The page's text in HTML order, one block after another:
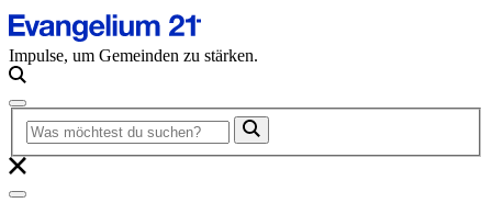
Impulse, um Gemeinden zu stärken.